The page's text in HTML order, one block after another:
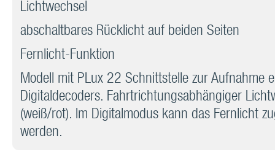
Lichtwechsel
abschaltbares Rücklicht auf beiden Seiten
Fernlicht-Funktion
Modell mit PLux 22 Schnittstelle zur Aufnahme
Digitaldecoders. Fahrtrichtungsabhängiger
(weiß/rot). Im Digitalmodus kann das Fernlicht
werden.